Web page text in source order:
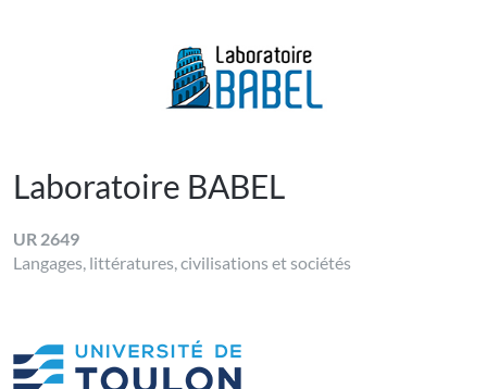
Laboratoire BABEL
UR 2649
Langages, littératures, civilisations et sociétés